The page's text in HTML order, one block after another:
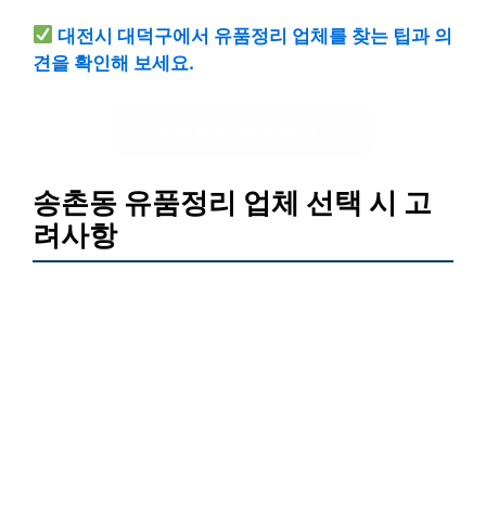
대전시 대덕구에서 유품정리 업체를 찾는 팁과 의
견을 확인해 보세요.
송촌동 유품정리 업체 선택 시 고
려사항